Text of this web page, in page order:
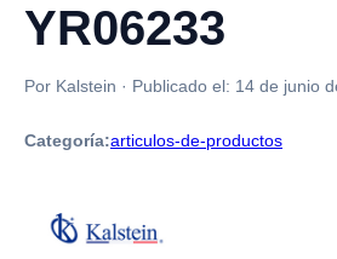
YR06233
Por Kalstein · Publicado el: 14 de junio
Categoría:articulos-de-productos